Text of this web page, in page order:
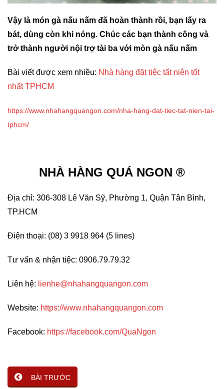
Vậy là món gà nấu nấm đã hoàn thành rồi, bạn lấy ra
bát, dùng còn khi nóng. Chúc các bạn thành công và
trở thành người nội trợ tài ba với mòn gà nấu nấm
Bài viết được xem nhiều: Nhà hàng đặt tiệc tất niên tốt
nhất TPHCM
https://www.nhahangquangon.com/nha-hang-dat-tiec-tat-nien-tai-
tphcm/
NHÀ HÀNG QUÁ NGON ®
Địa chỉ: 306-308 Lê Văn Sỹ, Phường 1, Quận Tân Bình,
TP.HCM
Điện thoại: (08) 3 9918 964 (5 lines)
Tư vấn & nhận tiệc: 0906.79.79.32
Liên hệ: lienhe@nhahangquangon.com
Website: https://www.nhahangquangon.com
Facebook: https://facebook.com/QuaNgon
BÀI TRƯỚC